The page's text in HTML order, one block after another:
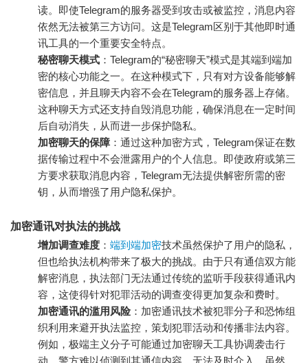
读。即使Telegram的服务器受到攻击或被监控，消息内容
依然无法被第三方访问。这是Telegram区别于其他即时通
讯工具的一个重要安全特点。
秘密聊天模式 ：Telegram的“秘密聊天”模式是其端到端加
密的核心功能之一。在这种模式下，只有对方设备能够解
密信息，并且聊天内容不会在Telegram的服务器上存储。
这种聊天方式还支持自毁消息功能，确保消息在一定时间
后自动消失，从而进一步保护隐私。
加密聊天的保障 ：通过这种加密方式，Telegram保证在数
据传输过程中不会泄露用户的个人信息。即使政府或第三
方要求获取消息内容，Telegram无法提供解密所需的密
钥，从而增强了用户隐私保护。
加密通讯对执法的挑战
增加调查难度 ： 端到端加密技术虽然保护了用户的隐私，
但也给执法机构带来了极大的挑战。由于只有通信双方能
解密消息，执法部门无法通过传统的监听手段获得通讯内
容，这使得针对犯罪活动的调查变得更加复杂和费时。
加密通讯的滥用风险：加密通讯技术被犯罪分子和恐怖组
织利用来避开执法监控，策划犯罪活动和传播非法内容。
例如，极端主义分子可能通过加密聊天工具协调袭击行
动，警方难以侦测到其通信内容，无法及时介入。虽然